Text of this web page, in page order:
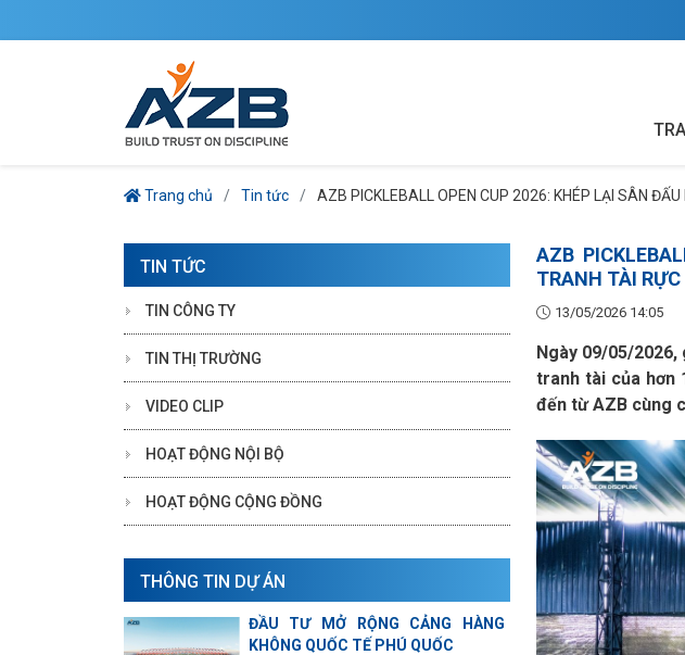
Trang chủ Tin tức AZB PICKLEBALL OPEN CUP 2026: KHÉP LẠI SÂN
AZB
TRANH TÀI
13/05/2026 14:05
Ngày 09/05/2026,
tranh tài của hơn
đến từ AZB cùng
TIN TỨC
TIN CÔNG TY
TIN THỊ TRƯỜNG
VIDEO CLIP
HOẠT ĐỘNG NỘI BỘ
HOẠT ĐỘNG CỘNG ĐỒNG
THÔNG TIN DỰ ÁN
ĐẦU TƯ MỞ RỘNG CẢNG HÀNG
KHÔNG QUỐC TẾ PHÚ QUỐC